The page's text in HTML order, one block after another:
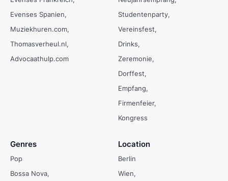
Evenses Spanien
Muziekhuren.com
Thomasverheul.nl
Advocaathulp.com
Studentenparty
Vereinsfest
Drinks
Zeremonie
Dorffest
Empfang
Firmenfeier
Kongress
Genres
Pop
Bossa Nova
Location
Berlin
Wien